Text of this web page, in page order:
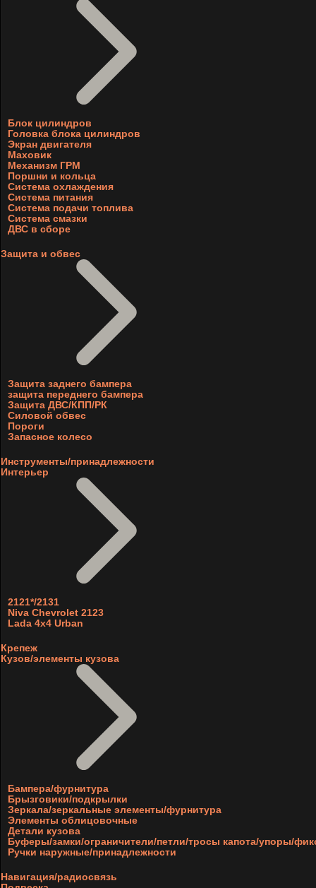
Блок цилиндров
Головка блока цилиндров
Экран двигателя
Маховик
Механизм ГРМ
Поршни и кольца
Система охлаждения
Система питания
Система подачи топлива
Система смазки
ДВС в сборе
Защита и обвес
Защита заднего бампера
защита переднего бампера
Защита ДВС/КПП/РК
Силовой обвес
Пороги
Запасное колесо
Инструменты/принадлежности
Интерьер
2121*/2131
Niva Chevrolet 2123
Lada 4x4 Urban
Крепеж
Кузов/элементы кузова
Бампера/фурнитура
Брызговики/подкрылки
Зеркала/зеркальные элементы/фурнитура
Элементы облицовочные
Детали кузова
Буферы/замки/ограничители/петли/тросы капота/упоры/
Ручки наружные/принадлежности
Навигация/радиосвязь